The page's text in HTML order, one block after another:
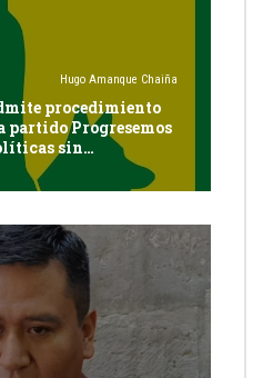
Hugo Amanque Chaiña
procedimiento
partido Progresemos
sin